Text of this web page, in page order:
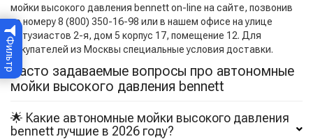
Фильтр
мойки высокого давления bennett on-line на сайте, позвонив
по номеру 8 (800) 350-16-98 или в нашем офисе на улице
Энтузиастов 2-я, дом 5 корпус 17, помещение 12. Для
покупателей из Москвы специальные условия доставки.
Часто задаваемые вопросы про автономные
мойки высокого давления bennett
🌟 Какие автономные мойки высокого давления
bennett лучшие в 2026 году?